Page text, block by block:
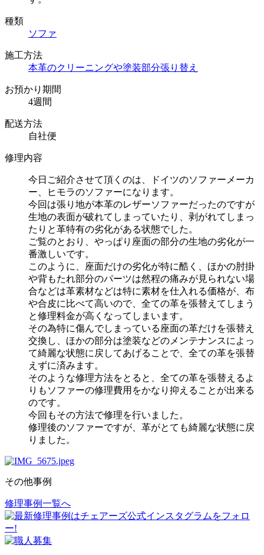
種類
ソファ
施工方法
本革のクリーニングや塗装部分張り替え
お預かり期間
4週間
配送方法
自社便
修理内容
今日ご紹介させて頂くのは、ドイツのソファーメーカ
ー、ヒモラのソファーになります。
今回は張り地が本革のレザーソファーだったのですが
生地の表面が破れてしまっていたり、剥がれてしまっ
たりと革特有の劣化がある状態でした。
ご覧のとおり、やっぱり座面の部分の生地の劣化が一
番激しいです。
このように、座面だけの劣化が特に酷く、ほかの肘掛
や背もたれ部分のパーツは然程の痛みが見られない場
合などは革素材などは特に素材を仕入れる価格が、布
や合皮に比べて高いので、全ての革を張替えてしまう
と修理料金が高くなってしまいます。
その為特に傷んでしまっている座面の革だけを張替え
交換し、ほかの部分は塗装などのメンテナンスによっ
て綺麗な状態に戻してあげることで、全ての革を張替
えずに済みます。
そのような修理方法をとると、全ての革を張替えるよ
りもソファーの修理費用をかなり抑えることが出来る
のです。
今回もその方法で修理を行いました。
修理後のソファーですが、革がとても綺麗な状態に戻
りました。
その他事例
投
稿
ナ
修理事例一覧へ